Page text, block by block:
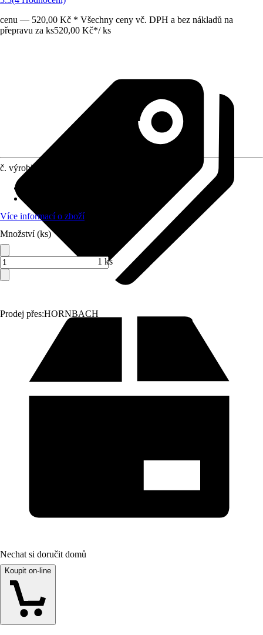
cenu — 520,00 Kč * Všechny ceny vč. DPH a bez nákladů na
přepravu za ks520,00 Kč*/ ks
Prodej přes:HORNBACH
č. výrobku
Více informací o zboží
Množství (ks)
1 ks
Nechat si doručit domů
Koupit on-line